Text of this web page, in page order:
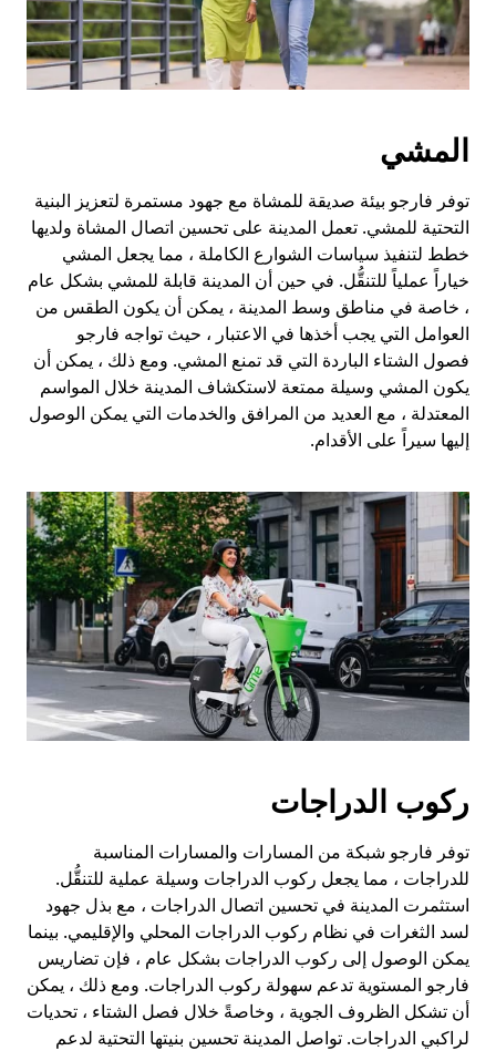
المشي
توفر فارجو بيئة صديقة للمشاة مع جهود مستمرة لتعزيز البنية
التحتية للمشي. تعمل المدينة على تحسين اتصال المشاة ولديها
خطط لتنفيذ سياسات الشوارع الكاملة ، مما يجعل المشي
خياراً عملياً للتنقُّل. في حين أن المدينة قابلة للمشي بشكل عام
، خاصة في مناطق وسط المدينة ، يمكن أن يكون الطقس من
العوامل التي يجب أخذها في الاعتبار ، حيث تواجه فارجو
فصول الشتاء الباردة التي قد تمنع المشي. ومع ذلك ، يمكن أن
يكون المشي وسيلة ممتعة لاستكشاف المدينة خلال المواسم
المعتدلة ، مع العديد من المرافق والخدمات التي يمكن الوصول
إليها سيراً على الأقدام.
ركوب الدراجات
توفر فارجو شبكة من المسارات والمسارات المناسبة
للدراجات ، مما يجعل ركوب الدراجات وسيلة عملية للتنقُّل.
استثمرت المدينة في تحسين اتصال الدراجات ، مع بذل جهود
لسد الثغرات في نظام ركوب الدراجات المحلي والإقليمي. بينما
يمكن الوصول إلى ركوب الدراجات بشكل عام ، فإن تضاريس
فارجو المستوية تدعم سهولة ركوب الدراجات. ومع ذلك ، يمكن
أن تشكل الظروف الجوية ، وخاصةً خلال فصل الشتاء ، تحديات
لراكبي الدراجات. تواصل المدينة تحسين بنيتها التحتية لدعم